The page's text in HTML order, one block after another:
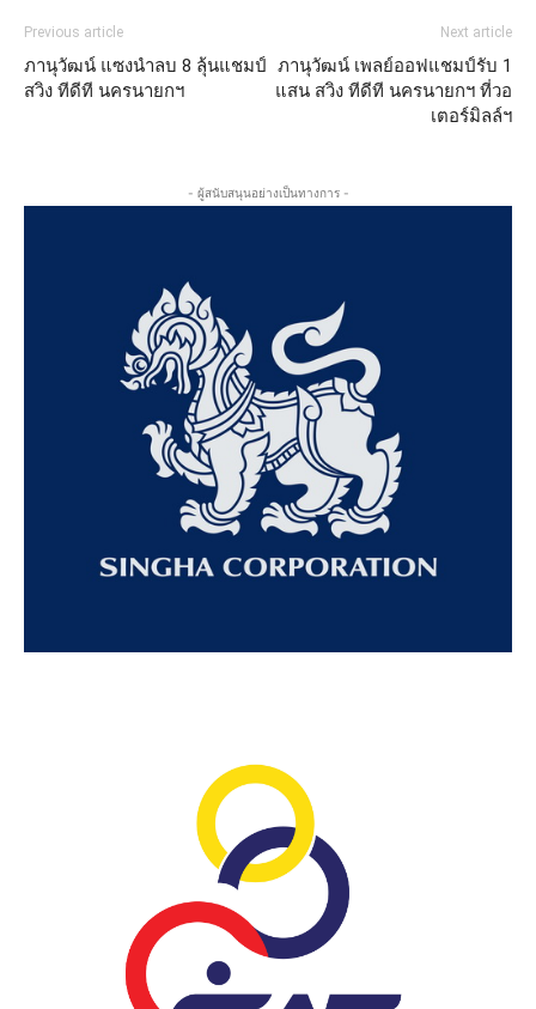
Previous article
ภานุวัฒน์ แซงนำลบ 8 ลุ้นแชมป์
สวิง ทีดีที นครนายกฯ
Next article
ภานุวัฒน์ เพลย์ออฟแชมป์รับ 1
แสน สวิง ทีดีที นครนายกฯ ที่วอ
เตอร์มิลล์ฯ
- ผู้สนับสนุนอย่างเป็นทางการ -